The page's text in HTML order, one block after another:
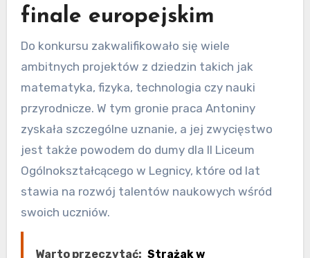
finale europejskim
Do konkursu zakwalifikowało się wiele
ambitnych projektów z dziedzin takich jak
matematyka, fizyka, technologia czy nauki
przyrodnicze. W tym gronie praca Antoniny
zyskała szczególne uznanie, a jej zwycięstwo
jest także powodem do dumy dla II Liceum
Ogólnokształcącego w Legnicy, które od lat
stawia na rozwój talentów naukowych wśród
swoich uczniów.
Warto przeczytać: Strażak w